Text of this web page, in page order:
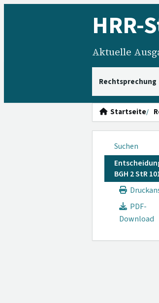
HRR-
Aktuelle
Startseite
Suchen
BGH 2 StR
PDF-
Download